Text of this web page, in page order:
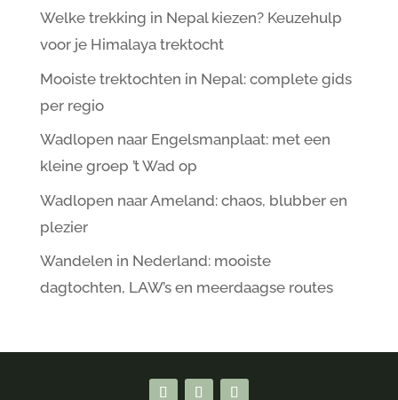
Welke trekking in Nepal kiezen? Keuzehulp
voor je Himalaya trektocht
Mooiste trektochten in Nepal: complete gids
per regio
Wadlopen naar Engelsmanplaat: met een
kleine groep ’t Wad op
Wadlopen naar Ameland: chaos, blubber en
plezier
Wandelen in Nederland: mooiste
dagtochten, LAW’s en meerdaagse routes